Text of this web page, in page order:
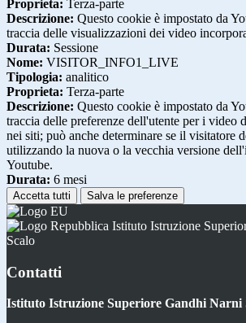
Proprieta: Terza-parte
Descrizione: Questo cookie è impostato da
traccia delle visualizzazioni dei video
Durata: Sessione
Nome: VISITOR_INFO1_LIVE
Tipologia: analitico
Proprieta: Terza-parte
Descrizione: Questo cookie è impostato da
traccia delle preferenze dell'utente per i video
nei siti; può anche determinare se il visitatore
utilizzando la nuova o la vecchia versione
Youtube.
Durata: 6 mesi
Accetta tutti Salva le preferenze
Istituto Istruzione
Scalo
Contatti
Istituto Istruzione Superiore Gandhi Narni